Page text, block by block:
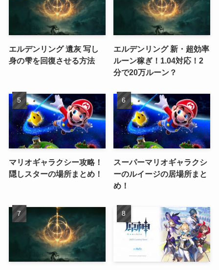
エルデンリング 遺灰 写し
身の雫を回復させる方法
エルデンリング 新・超効率
ルーン稼ぎ！1.04対応！2
分で20万ルーン？
マリオギャラクシー攻略！
隠しスターの場所まとめ！
スーパーマリオギャラクシ
ーのルイージの居場所まと
め！